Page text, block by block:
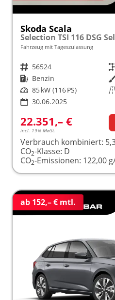
Skoda Scala
Fahrzeug mit Tageszulassung
Fahrzeugnr. 56524
Kraftstoff Benzin
Leistung 85 kW (116 PS)
30.06.2025
22.351,– €
incl. 19% MwSt.
Verbrauch kombiniert:
CO2-Klasse: D
CO2-Emissionen: 122,00
ab 152,– € mtl.